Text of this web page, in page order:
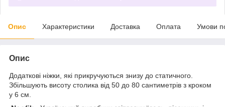
Опис Характеристики Доставка Оплата Умови
Опис
Додаткові ніжки, які прикручуються знизу до статичного.
Збільшують висоту столика від 50 до 80 сантиметрів з кроком
у 6 см.